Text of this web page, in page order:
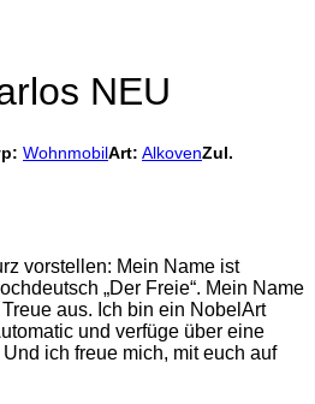
NEU
WohnmobilArt: AlkovenZul.
vorstellen: Mein Name ist
„Der Freie“. Mein Name
aus. Ich bin ein NobelArt
und verfüge über eine
ich freue mich, mit euch auf